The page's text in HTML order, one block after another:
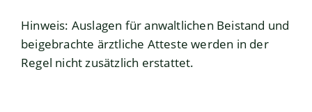
Hinweis: Auslagen für anwaltlichen Beistand und
beigebrachte ärztliche Atteste werden in der
Regel nicht zusätzlich erstattet.